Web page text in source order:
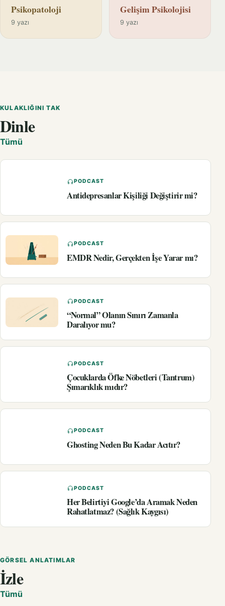
Psikopatoloji
9 yazı
Gelişim Psikolojisi
9 yazı
KULAKLIĞINI TAK
Dinle
Tümü
PODCAST
Antidepresanlar Kişiliği Değiştirir mi?
PODCAST
EMDR Nedir, Gerçekten İşe Yarar mı?
PODCAST
“Normal” Olanın Sınırı Zamanla
Daralıyor mu?
PODCAST
Çocuklarda Öfke Nöbetleri (Tantrum)
Şımarıklık mıdır?
PODCAST
Ghosting Neden Bu Kadar Acıtır?
PODCAST
Her Belirtiyi Google’da Aramak Neden
Rahatlatmaz? (Sağlık Kaygısı)
GÖRSEL ANLATIMLAR
İzle
Tümü